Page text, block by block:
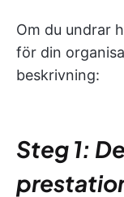
Om du undrar
för din
beskrivning:
Steg 1: